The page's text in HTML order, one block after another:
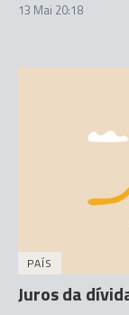
13 Mai 20:18
PAÍS
Juros da